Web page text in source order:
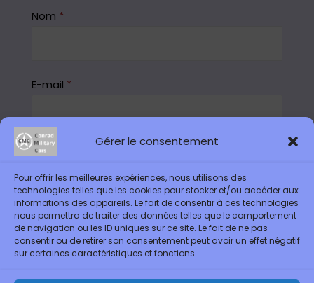
Gérer le consentement
Pour offrir les meilleures expériences, nous utilisons des
technologies telles que les cookies pour stocker et/ou accéder aux
informations des appareils. Le fait de consentir à ces technologies
nous permettra de traiter des données telles que le comportement
de navigation ou les ID uniques sur ce site. Le fait de ne pas
consentir ou de retirer son consentement peut avoir un effet négatif
sur certaines caractéristiques et fonctions.
Nom *
E-mail *
Enregistrer mon nom, mon e-mail et mon site
dans le navigateur pour mon prochain
commentaire.